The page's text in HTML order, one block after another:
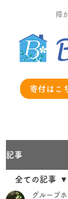
障
寄付はこ
記事
全ての記事
グループ